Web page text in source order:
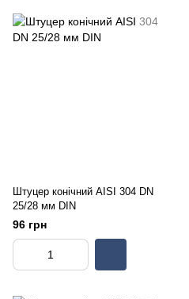
Штуцер конічний AISI 304 DN
25/28 мм DIN
96 грн